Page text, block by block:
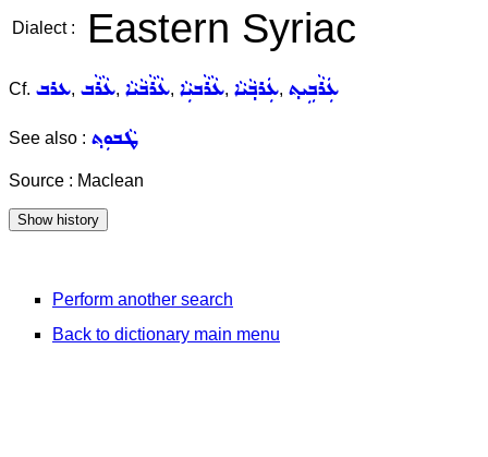
Dialect : Eastern Syriac
Cf. ܥܪܒ, ܥܵܪܵܒ, ܥܵܪܵܒܵܝܵܐ, ܥܵܪܵܒܝܼܵܐ, ܥܲܪܒ݂ܵܝܵܐ, ܥܲܪܵܒܹܝܬ݂
See also : ܛܵܒܘܼܬ݂
Source : Maclean
Perform another search
Back to dictionary main menu